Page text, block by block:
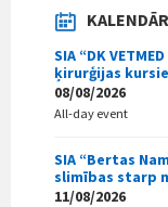
SIA “DK
ķirurģijas
08/08/2026
All-day event
SIA “Bertas
slimības starp
11/08/2026